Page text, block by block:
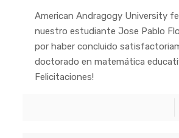
American Andragogy University
nuestro estudiante Jose Pablo
por haber concluido
doctorado en matemática
Felicitaciones!